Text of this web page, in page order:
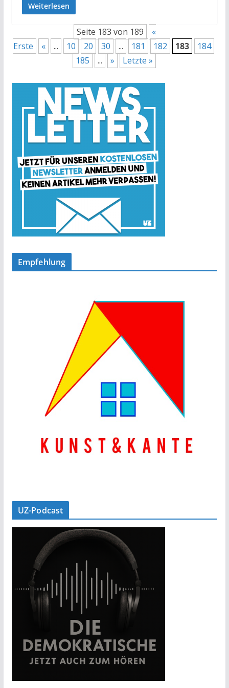
Weiterlesen
Seite 183 von 189
«
Erste
« ... 10 20 30 ... 181 182 183
184
185
... » Letzte »
Empfehlung
UZ-Podcast